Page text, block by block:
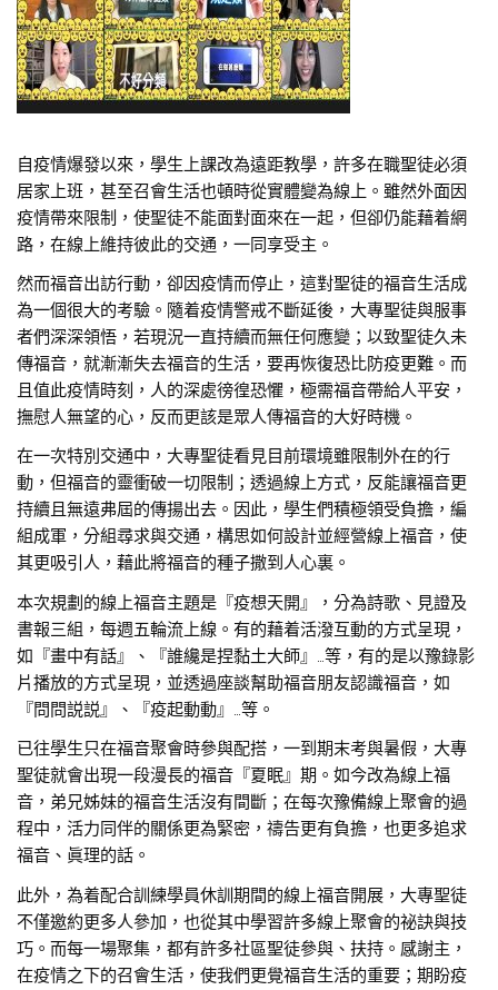
自疫情爆發以來，學生上課改為遠距教學，許多在職聖徒必須
居家上班，甚至召會生活也頓時從實體變為線上。雖然外面因
疫情帶來限制，使聖徒不能面對面來在一起，但卻仍能藉着網
路，在線上維持彼此的交通，一同享受主。
然而福音出訪行動，卻因疫情而停止，這對聖徒的福音生活成
為一個很大的考驗。隨着疫情警戒不斷延後，大專聖徒與服事
者們深深領悟，若現況一直持續而無任何應變；以致聖徒久未
傳福音，就漸漸失去福音的生活，要再恢復恐比防疫更難。而
且值此疫情時刻，人的深處徬徨恐懼，極需福音帶給人平安，
撫慰人無望的心，反而更該是眾人傳福音的大好時機。
在一次特別交通中，大專聖徒看見目前環境雖限制外在的行
動，但福音的靈衝破一切限制；透過線上方式，反能讓福音更
持續且無遠弗屆的傳揚出去。因此，學生們積極領受負擔，編
組成軍，分組尋求與交通，構思如何設計並經營線上福音，使
其更吸引人，藉此將福音的種子撒到人心裏。
本次規劃的線上福音主題是『疫想天開』，分為詩歌、見證及
書報三組，每週五輪流上線。有的藉着活潑互動的方式呈現，
如『畫中有話』、『誰纔是捏黏土大師』…等，有的是以豫錄影
片播放的方式呈現，並透過座談幫助福音朋友認識福音，如
『問問説説』、『疫起動動』…等。
已往學生只在福音聚會時參與配搭，一到期末考與暑假，大專
聖徒就會出現一段漫長的福音『夏眠』期。如今改為線上福
音，弟兄姊妹的福音生活沒有間斷；在每次豫備線上聚會的過
程中，活力同伴的關係更為緊密，禱告更有負擔，也更多追求
福音、眞理的話。
此外，為着配合訓練學員休訓期間的線上福音開展，大專聖徒
不僅邀約更多人參加，也從其中學習許多線上聚會的祕訣與技
巧。而每一場聚集，都有許多社區聖徒參與、扶持。感謝主，
在疫情之下的召會生活，使我們更覺福音生活的重要；期盼疫